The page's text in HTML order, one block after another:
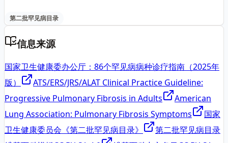
第二批罕见病目录
信息来源
国家卫生健康委办公厅：86个罕见病病种诊疗指南（2025年
版）
ATS/ERS/JRS/ALAT Clinical Practice Guideline:
Progressive Pulmonary Fibrosis in Adults
American
Lung Association: Pulmonary Fibrosis Symptoms
国家
卫生健康委员会《第二批罕见病目录》
第二批罕见病目录